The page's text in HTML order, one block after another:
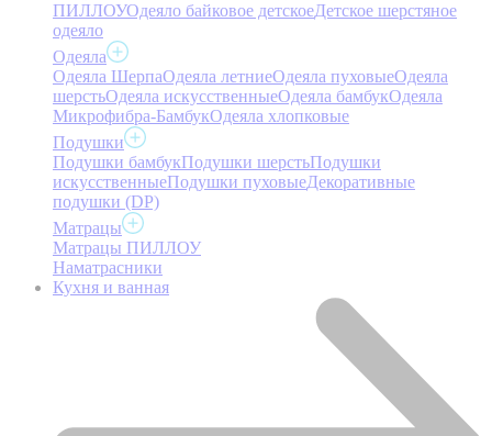
ПИЛЛОУОдеяло байковое детскоеДетское шерстяное
одеяло
Одеяла
Одеяла ШерпаОдеяла летниеОдеяла пуховыеОдеяла
шерстьОдеяла искусственныеОдеяла бамбукОдеяла
Микрофибра-БамбукОдеяла хлопковые
Подушки
Подушки бамбукПодушки шерстьПодушки
искусственныеПодушки пуховыеДекоративные
подушки (DP)
Матрацы
Матрацы ПИЛЛОУ
Наматрасники
Кухня и ванная